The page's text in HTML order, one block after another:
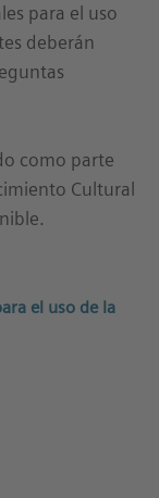
para el uso
deberán
como parte
Cultural
el uso de la